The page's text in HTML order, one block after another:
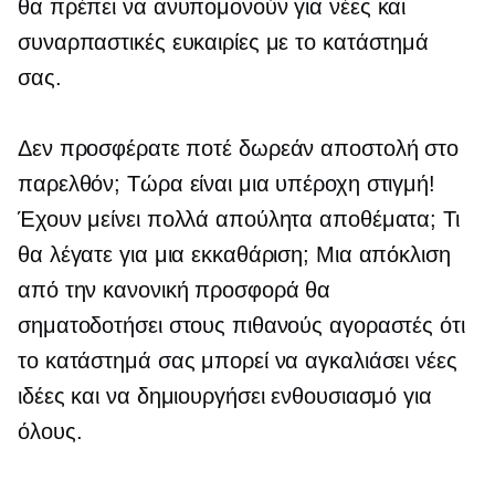
θα πρέπει να ανυπομονούν για νέες και
συναρπαστικές ευκαιρίες με το κατάστημά
σας.
Δεν προσφέρατε ποτέ δωρεάν αποστολή στο
παρελθόν; Τώρα είναι μια υπέροχη στιγμή!
Έχουν μείνει πολλά απούλητα αποθέματα; Τι
θα λέγατε για μια εκκαθάριση; Μια απόκλιση
από την κανονική προσφορά θα
σηματοδοτήσει στους πιθανούς αγοραστές ότι
το κατάστημά σας μπορεί να αγκαλιάσει νέες
ιδέες και να δημιουργήσει ενθουσιασμό για
όλους.